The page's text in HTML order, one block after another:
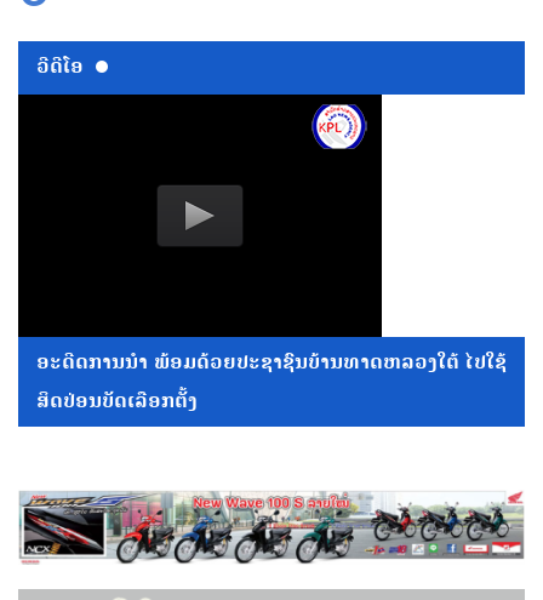
ວີດີໂອ
ອະດີດການນໍາ ພ້ອມດ້ວຍປະຊາຊົນບ້ານທາດຫລວງໃຕ້ ໄປໃຊ້
ສິດປ່ອນບັດເລືອກຕັ້ງ